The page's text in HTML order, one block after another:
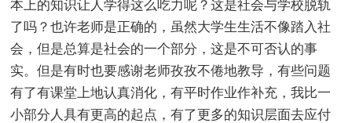
本上的知识让人学得这么吃力呢？这是社会与学校脱轨
了吗？也许老师是正确的，虽然大学生生活不像踏入社
会，但是总算是社会的一个部分，这是不可否认的事
实。但是有时也要感谢老师孜孜不倦地教导，有些问题
有了有课堂上地认真消化，有平时作业作补充，我比一
小部分人具有更高的起点，有了更多的知识层面去应付